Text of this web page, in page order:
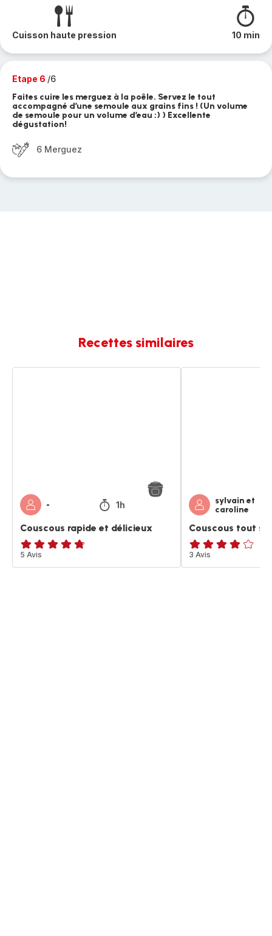
Cuisson haute pression 10 min
Etape 6 /6
Faites cuire les merguez à la poêle. Servez le tout
accompagné d’une semoule aux grains fins ! (Un volume
de semoule pour un volume d’eau ;) ) Excellente
dégustation!
6 Merguez
Recettes similaires
- 1h
Couscous rapide et délicieux
ratings.4.7
5 Avis
sylvain et
caroline
Couscous tout
Avis
4
3 Avis